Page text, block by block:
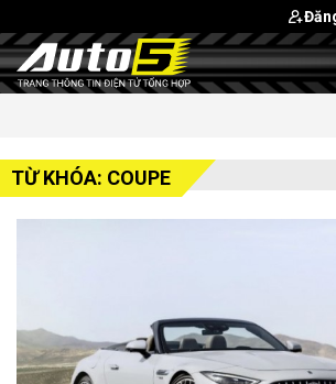
TỪ KHÓA: COUPE